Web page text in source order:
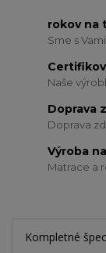
rokov na
Sme s
Naše
Doprava
Doprava
Výroba
Matrace a
Kompletné